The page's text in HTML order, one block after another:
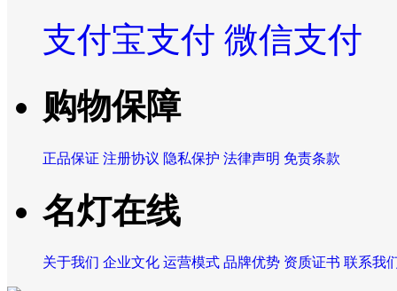
支付宝支付 微信支付
购物保障
正品保证 注册协议 隐私保护 法律声明 免责条款
名灯在线
关于我们 企业文化 运营模式 品牌优势 资质证书 联系我